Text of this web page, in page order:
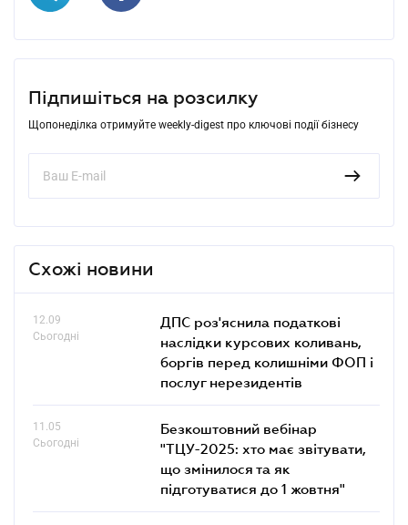
Підпишіться на розсилку
Щопонеділка отримуйте weekly-digest про ключові події бізнесу
Схожі новини
12.09
Сьогодні
ДПС роз'яснила податкові
наслідки курсових коливань,
боргів перед колишніми ФОП і
послуг нерезидентів
11.05
Сьогодні
Безкоштовний вебінар
"ТЦУ-2025: хто має звітувати,
що змінилося та як
підготуватися до 1 жовтня"